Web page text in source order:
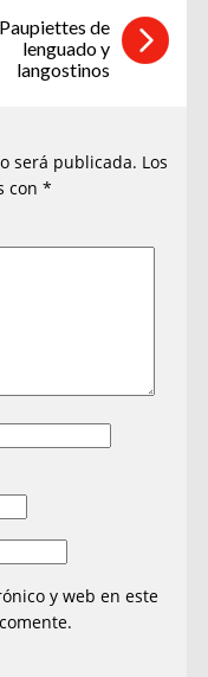
Paupiettes de
lenguado y
langostinos
será publicada. Los
con*
y web en este